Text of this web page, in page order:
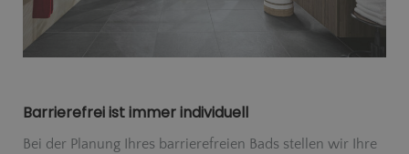
Barrierefrei ist immer individuell
Bei der Planung Ihres barrierefreien Bads stellen wir Ihre